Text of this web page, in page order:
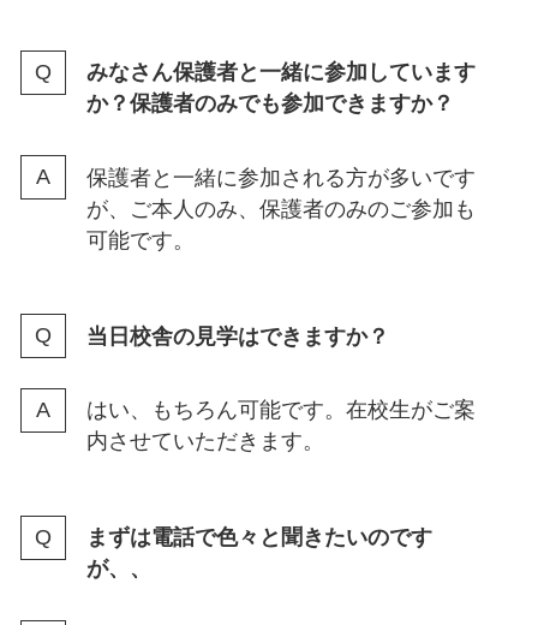
みなさん保護者と⼀緒に参加しています
か？保護者のみでも参加できますか？
保護者と⼀緒に参加される⽅が多いです
が、ご本⼈のみ、保護者のみのご参加も
可能です。
当⽇校舎の⾒学はできますか？
はい、もちろん可能です。在校生がご案
内させていただきます。
まずは電話で⾊々と聞きたいのです
が、、